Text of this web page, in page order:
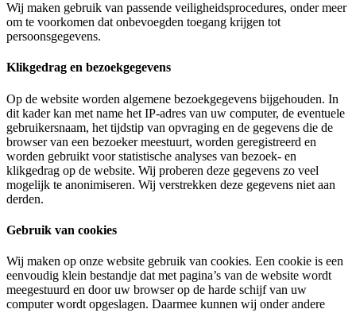
Wij maken gebruik van passende veiligheidsprocedures, onder meer
om te voorkomen dat onbevoegden toegang krijgen tot
persoonsgegevens.
Klikgedrag en bezoekgegevens
Op de website worden algemene bezoekgegevens bijgehouden. In
dit kader kan met name het IP-adres van uw computer, de eventuele
gebruikersnaam, het tijdstip van opvraging en de gegevens die de
browser van een bezoeker meestuurt, worden geregistreerd en
worden gebruikt voor statistische analyses van bezoek- en
klikgedrag op de website. Wij proberen deze gegevens zo veel
mogelijk te anonimiseren. Wij verstrekken deze gegevens niet aan
derden.
Gebruik van cookies
Wij maken op onze website gebruik van cookies. Een cookie is een
eenvoudig klein bestandje dat met pagina’s van de website wordt
meegestuurd en door uw browser op de harde schijf van uw
computer wordt opgeslagen. Daarmee kunnen wij onder andere